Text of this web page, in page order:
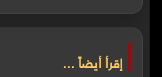
إقرأ أيضاً ...